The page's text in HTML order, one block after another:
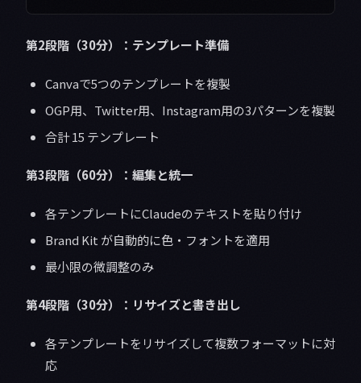
第2段階（30分）：テンプレート準備
Canvaで5つのテンプレートを複製
OGP用、Twitter用、Instagram用の3パターンを複製
合計 15 テンプレート
第3段階（60分）：編集と統一
各テンプレートにClaudeのテキストを貼り付け
Brand Kit が自動的に色・フォントを適用
最小限の微調整のみ
第4段階（30分）：リサイズと書き出し
各テンプレートをリサイズして複数フォーマットに対
応